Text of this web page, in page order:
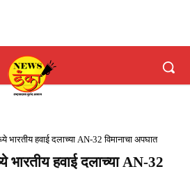
भारतीय हवाई दलाच्या AN-32 विमानाचा अपघात
भारतीय हवाई दलाच्या AN-32